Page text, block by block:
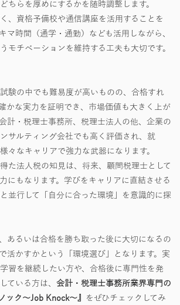
ちらを厚めにするかを随時調整します。
、資格予備校や通信講座を活用することを
マ時間（通学・通勤）なども活用しながら、
モチベーションを維持する工夫も大切です。
験の中でも難易度が高いものの、合格すれ
かな実力を証明でき、市場価値も大きく上が
計・税理士事務所、税理士法人の他、企業の
サルティング会社でも高く評価され、就
々なキャリアで強力な武器になります。
た法人税の知見は、将来、顧問税理士として
にもなります。学びをキャリアに直結させる
並行して「自分に合った環境」を意識的に探
あるいは合格を勝ち取った後に大切になるの
活かすかという「環境選び」となります。実
習を継続したい方や、合格後に専門性を発
ている方は、 会計・税理士事務所業界専門の
ック～Job Knock～』
をぜひチェックしてみ